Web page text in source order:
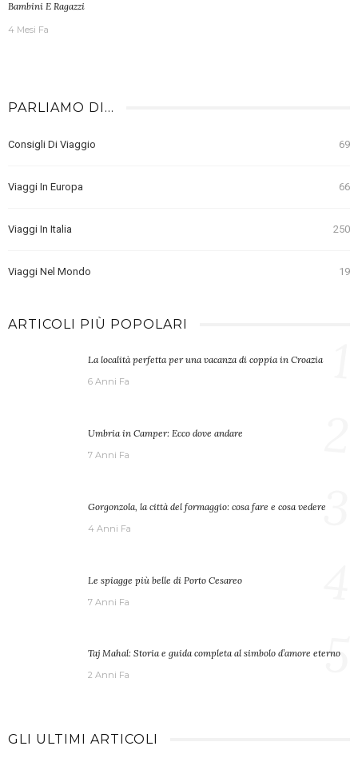
Bambini E Ragazzi
4 Mesi Fa
PARLIAMO DI…
Consigli Di Viaggio 69
Viaggi In Europa 66
Viaggi In Italia 250
Viaggi Nel Mondo 19
ARTICOLI PIÙ POPOLARI
La località perfetta per una vacanza di coppia in Croazia
6 Anni Fa
Umbria in Camper: Ecco dove andare
7 Anni Fa
Gorgonzola, la città del formaggio: cosa fare e cosa vedere
4 Anni Fa 3
Le spiagge più belle di Porto Cesareo
7 Anni Fa
Taj Mahal: Storia e guida completa al simbolo d’amore eterno
2 Anni Fa 5
GLI ULTIMI ARTICOLI